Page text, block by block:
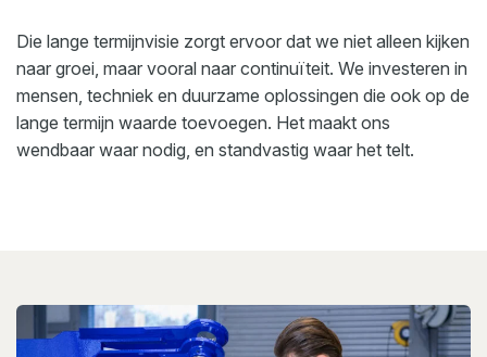
Die lange termijnvisie zorgt ervoor dat we niet alleen kijken
naar groei, maar vooral naar continuïteit. We investeren in
mensen, techniek en duurzame oplossingen die ook op de
lange termijn waarde toevoegen. Het maakt ons
wendbaar waar nodig, en standvastig waar het telt.